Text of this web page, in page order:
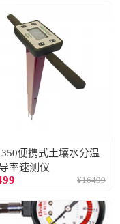
便携式土壤水分温
率速测仪
¥16499